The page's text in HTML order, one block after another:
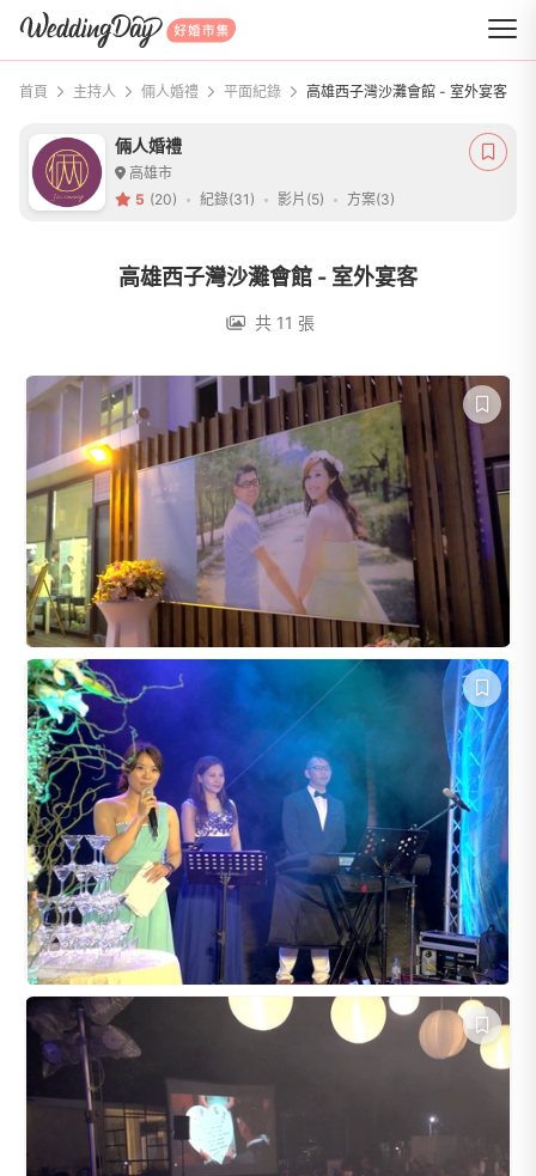
WeddingDay 好婚市集
首頁 主持人 倆人婚禮 平面紀錄 高雄西子灣沙灘會館 - 室外宴客
倆人婚禮
高雄市
5 (20) 紀錄(31) 影片(5) 方案(3)
高雄西子灣沙灘會館 - 室外宴客
共 11 張